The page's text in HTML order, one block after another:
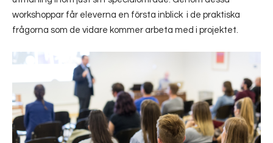
workshoppar får eleverna en första inblick i de praktiska
frågorna som de vidare kommer arbeta med i projektet.